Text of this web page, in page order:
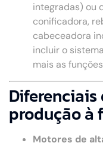
integradas) ou
conificadora,
cabeceadora
incluir o
mais as
Diferenciais
produção à
Motores de